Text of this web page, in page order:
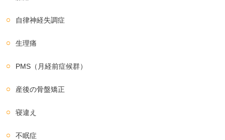
自律神経失調症
生理痛
PMS（月経前症候群）
産後の骨盤矯正
寝違え
不眠症